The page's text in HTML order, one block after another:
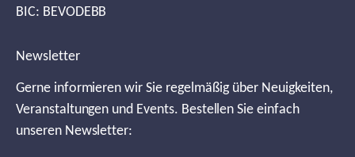
BIC: BEVODEBB
Newsletter
Gerne informieren wir Sie regelmäßig über Neuigkeiten,
Veranstaltungen und Events. Bestellen Sie einfach
unseren Newsletter: